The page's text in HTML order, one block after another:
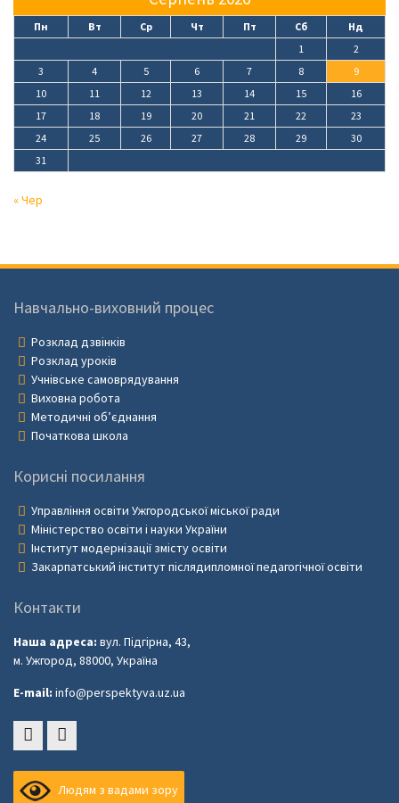
Пн Вт Ср Чт Пт Сб
Нд
1
2
3
4 5 6 7 8
9
10
11 12 13 14 15
16
17
18 19 20 21 22
23
24
25 26 27 28 29
30
31
« Чер
Навчально-виховний процес
Розклад дзвінків
Розклад уроків
Учнівське самоврядування
Виховна робота
Методичні об’єднання
Початкова школа
Корисні посилання
Управління освіти Ужгородської міської ради
Міністерство освіти і науки України
Інститут модернізації змісту освіти
Закарпатський інститут післядипломної педагогічної освіти
Контакти
Наша адреса: вул. Підгірна, 43,
м. Ужгород, 88000, Україна
E-mail: info@perspektyva.uz.ua
Людям з вадами зору